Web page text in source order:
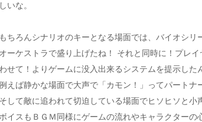
いな。
ちろんシナリオのキーとなる場面では、バイオシ
ーケストラで盛り上げたね！ それと同時に！プレ
せて！よりゲームに没入出来るシステムを提示した
えば静かな場面で大声で「カモン！」ってパートナ
して敵に追われて切迫している場面でヒソヒソと小
イスもＢＧＭ同様にゲームの流れやキャラクター